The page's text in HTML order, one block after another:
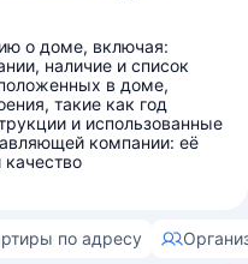
о доме, включая:
наличие и список
в доме,
такие как год
и использованные
компании: её
по адресу